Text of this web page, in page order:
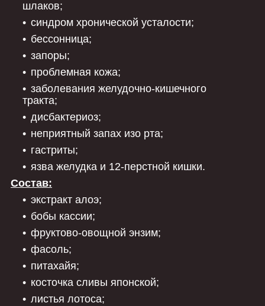
шлаков;
синдром хронической усталости;
бессонница;
запоры;
проблемная кожа;
заболевания желудочно-кишечного
тракта;
дисбактериоз;
неприятный запах изо рта;
гастриты;
язва желудка и 12-перстной кишки.
Состав:
экстракт алоэ;
бобы кассии;
фруктово-овощной энзим;
фасоль;
питахайя;
косточка сливы японской;
листья лотоса;